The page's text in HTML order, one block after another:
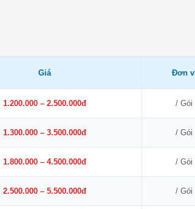
Giá Đơn
1.200.000 – 2.500.000đ / Gói
1.300.000 – 3.500.000đ / Gói
1.800.000 – 4.500.000đ / Gói
2.500.000 – 5.500.000đ / Gói